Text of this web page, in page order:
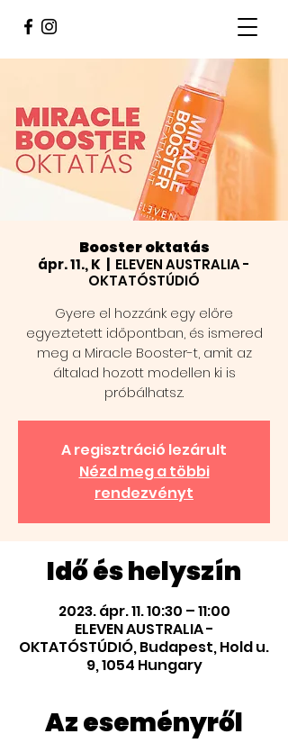
Booster oktatás
ápr. 11., K
ELEVEN AUSTRALIA -
OKTATÓSTÚDIÓ
Gyere el hozzánk egy előre
egyeztetett időpontban, és ismered
meg a Miracle Booster-t, amit az
általad hozott modellen ki is
próbálhatsz.
A regisztráció lezárult
Nézd meg a többi
rendezvényt
Idő és helyszín
2023. ápr. 11. 10:30 – 11:00
ELEVEN AUSTRALIA -
OKTATÓSTÚDIÓ, Budapest, Hold u.
9, 1054 Hungary
Az eseményről